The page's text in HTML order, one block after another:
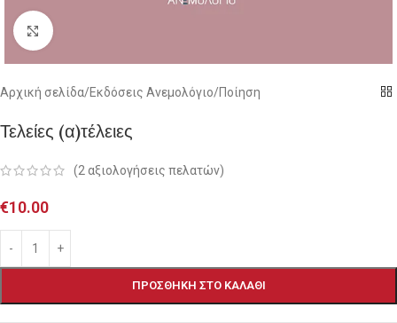
Click to enlarge
Αρχική σελίδα/Εκδόσεις Ανεμολόγιο/Ποίηση
Τελείες (α)τέλειες
(2αξιολογήσεις πελατών)
€10.00
ΠΡΟΣΘΉΚΗ ΣΤΟ ΚΑΛΆΘΙ